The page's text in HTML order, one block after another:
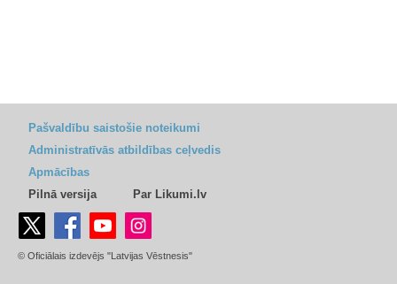
Pašvaldību saistošie noteikumi
Administratīvās atbildības ceļvedis
Apmācības
Pilnā versija
Par Likumi.lv
© Oficiālais izdevējs "Latvijas Vēstnesis"